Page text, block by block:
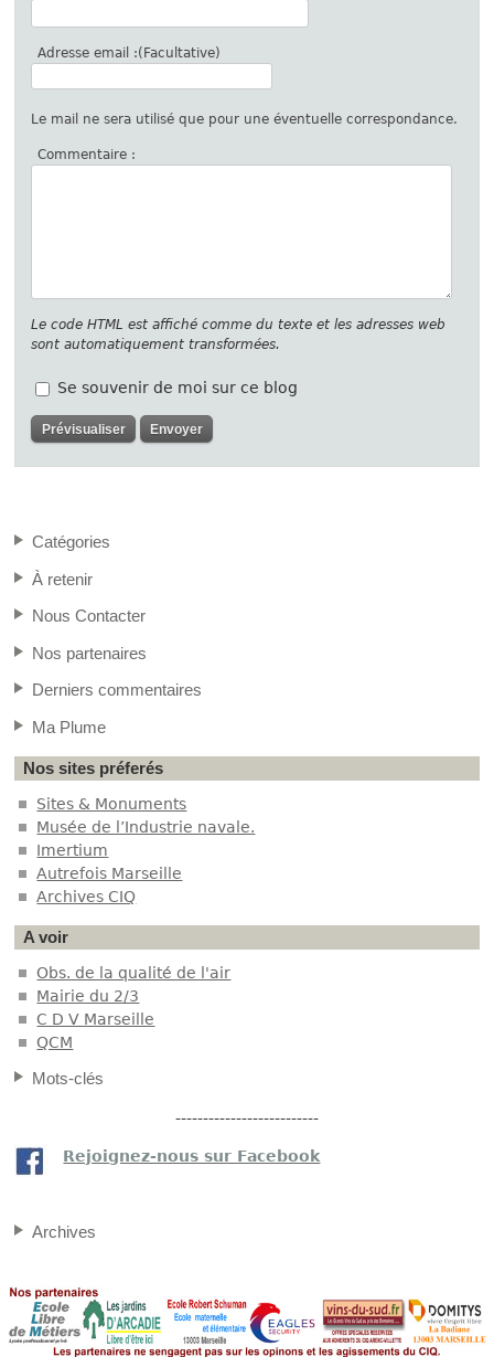
Adresse email :(Facultative)
Le mail ne sera utilisé que pour une éventuelle correspondance.
Commentaire :
Le code HTML est affiché comme du texte et les adresses web
sont automatiquement transformées.
Se souvenir de moi sur ce blog
Catégories
À retenir
Nous Contacter
Nos partenaires
Derniers commentaires
Ma Plume
Nos sites préferés
Sites & Monuments
Musée de l’Industrie navale.
Imertium
Autrefois Marseille
Archives CIQ
A voir
Obs. de la qualité de l'air
Mairie du 2/3
C D V Marseille
QCM
Mots-clés
--------------------------
Rejoignez-nous sur Facebook
Archives